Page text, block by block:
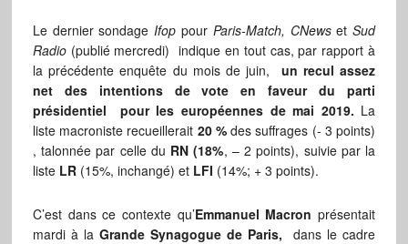
Le dernier sondageIfop pour Paris-Match, CNewset Sud
Radio(publié mercredi) indique en tout cas, par rapport à
la précédente enquête du mois de juin, un recul assez
net des intentions de vote en faveur du parti
présidentiel pour les européennes de mai 2019. La
liste macroniste recueillerait 20 %des suffrages (- 3 points)
, talonnée par celle du RN (18%, – 2 points), suivie par la
liste LR(15%, inchangé) et LFI (14%; + 3 points).
C’est dans ce contexte qu’Emmanuel Macron présentait
mardi à laGrande Synagogue de Paris, dans le cadre